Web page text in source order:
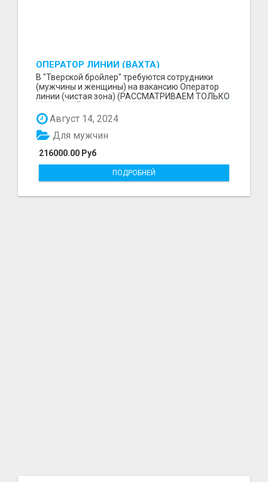
ОПЕРАТОР ЛИНИИ (ВАХТА)
В "Тверской бройлер" требуются сотрудники
(мужчины и женщины) нa вaкaнcию Оператор
линии (чистая зона) (РАССМАТРИВАЕМ ТОЛЬКО
Август 14, 2024
216000.00 Руб
Для мужчин
ПОДРОБНЕЙ